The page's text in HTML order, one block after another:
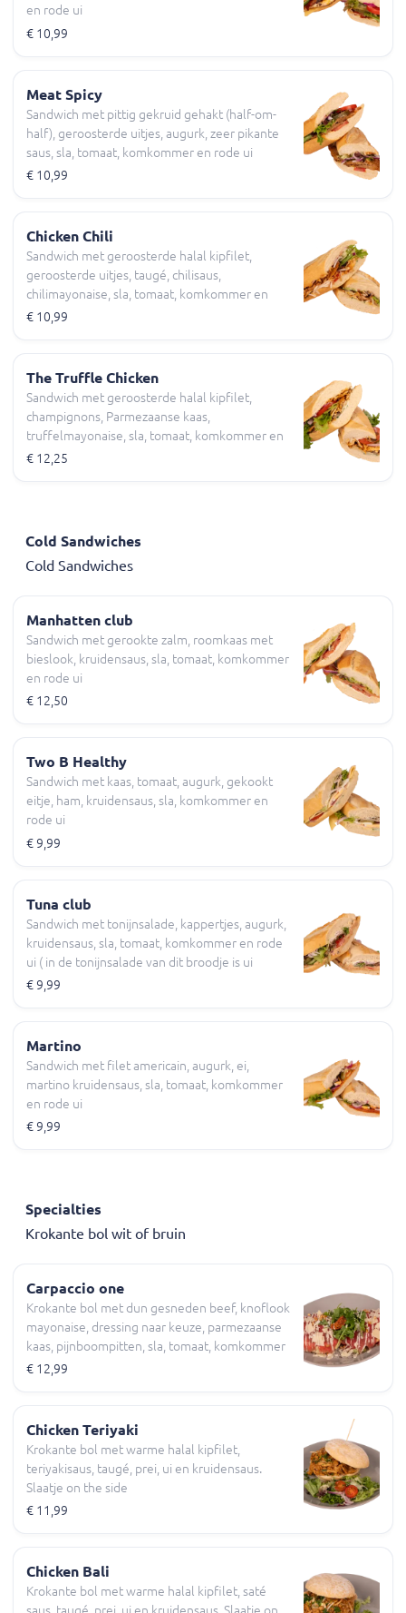
en rode ui
€ 10,99
Meat Spicy
Sandwich met pittig gekruid gehakt (half-om-
half), geroosterde uitjes, augurk, zeer pikante
saus, sla, tomaat, komkommer en rode ui
€ 10,99
Chicken Chili
Sandwich met geroosterde halal kipfilet,
geroosterde uitjes, taugé, chilisaus,
chilimayonaise, sla, tomaat, komkommer en
rode ui
€ 10,99
The Truffle Chicken
Sandwich met geroosterde halal kipfilet,
champignons, Parmezaanse kaas,
truffelmayonaise, sla, tomaat, komkommer en
rode ui
€ 12,25
Cold Sandwiches
Cold Sandwiches
Manhatten club
Sandwich met gerookte zalm, roomkaas met
bieslook, kruidensaus, sla, tomaat, komkommer
en rode ui
€ 12,50
Two B Healthy
Sandwich met kaas, tomaat, augurk, gekookt
eitje, ham, kruidensaus, sla, komkommer en
rode ui
€ 9,99
Tuna club
Sandwich met tonijnsalade, kappertjes, augurk,
kruidensaus, sla, tomaat, komkommer en rode
ui ( in de tonijnsalade van dit broodje is ui
verwerkt )
€ 9,99
Martino
Sandwich met filet americain, augurk, ei,
martino kruidensaus, sla, tomaat, komkommer
en rode ui
€ 9,99
Specialties
Krokante bol wit of bruin
Carpaccio one
Krokante bol met dun gesneden beef, knoflook
mayonaise, dressing naar keuze, parmezaanse
kaas, pijnboompitten, sla, tomaat, komkommer
€ 12,99
Chicken Teriyaki
Krokante bol met warme halal kipfilet,
teriyakisaus, taugé, prei, ui en kruidensaus.
Slaatje on the side
€ 11,99
Chicken Bali
Krokante bol met warme halal kipfilet, saté